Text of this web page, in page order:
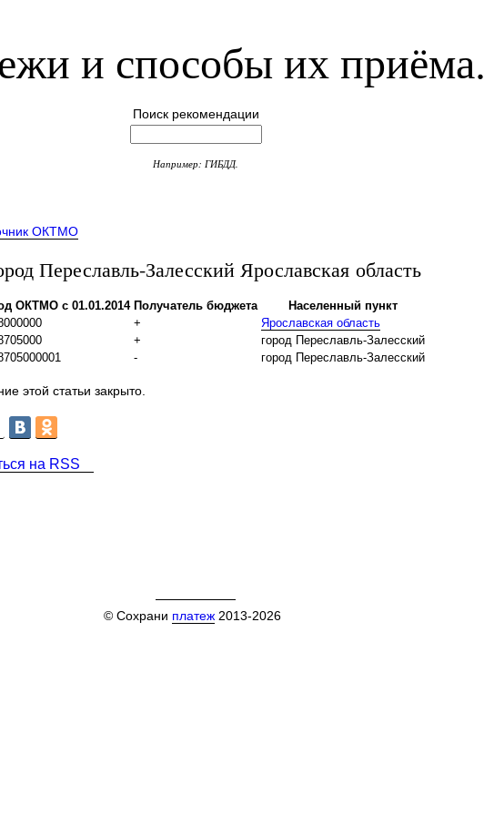
и способы их приёма.
Поиск рекомендации
Например: ГИБДД.
ОКТМО
Переславль-Залесский Ярославская область
ОКТМО с 01.01.2014 Получатель бюджета
Населенный пункт
+
Ярославская область
+
город Переславль-Залесский
- город Переславль-Залесский
этой статьи закрыто.
на RSS
© Сохрани платеж2013-2026